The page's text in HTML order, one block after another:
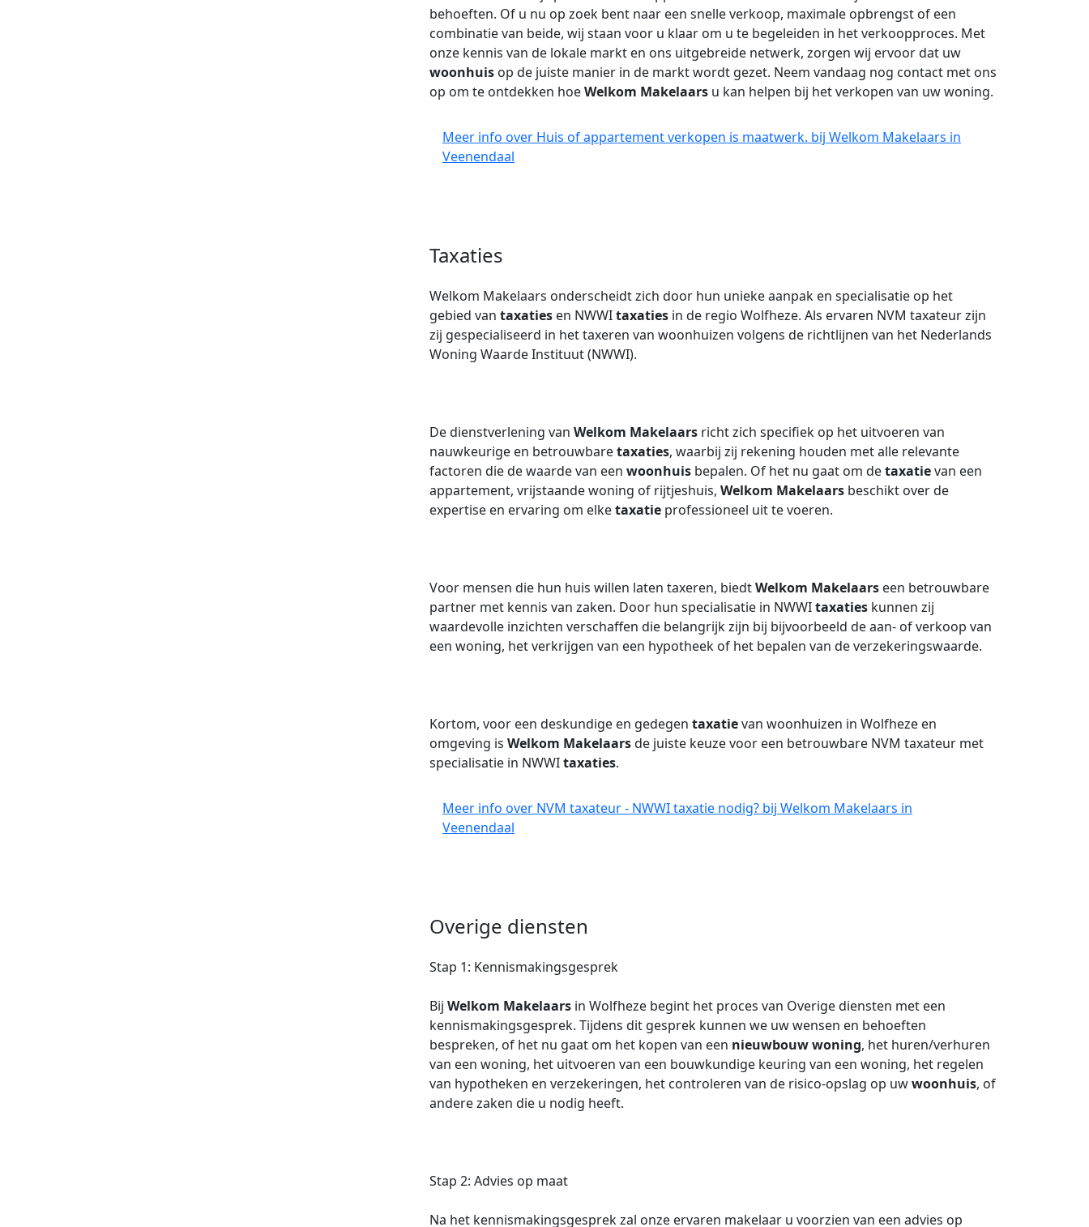
behoeften. Of u nu op zoek bent naar een snelle verkoop, maximale opbrengst of een
combinatie van beide, wij staan voor u klaar om u te begeleiden in het verkoopproces. Met
onze kennis van de lokale markt en ons uitgebreide netwerk, zorgen wij ervoor dat uw
woonhuis op de juiste manier in de markt wordt gezet. Neem vandaag nog contact met ons
op om te ontdekken hoeWelkom Makelaars u kan helpen bij het verkopen van uw woning.
Meer info over Huis of appartement verkopen is maatwerk. bij Welkom Makelaars in
Veenendaal
Taxaties
Welkom Makelaars onderscheidt zich door hun unieke aanpak en specialisatie op het
gebied van taxaties en NWWItaxaties in de regio Wolfheze. Als ervaren NVM taxateur zijn
zij gespecialiseerd in het taxeren van woonhuizen volgens de richtlijnen van het Nederlands
Woning Waarde Instituut (NWWI).
De dienstverlening van Welkom Makelaars richt zich specifiek op het uitvoeren van
nauwkeurige en betrouwbaretaxaties, waarbij zij rekening houden met alle relevante
factoren die de waarde van een woonhuis bepalen. Of het nu gaat om detaxatievan een
appartement, vrijstaande woning of rijtjeshuis, Welkom Makelaars beschikt over de
expertise en ervaring om elketaxatie professioneel uit te voeren.
Voor mensen die hun huis willen laten taxeren, biedtWelkom Makelaars een betrouwbare
partner met kennis van zaken. Door hun specialisatie in NWWItaxaties kunnen zij
waardevolle inzichten verschaffen die belangrijk zijn bij bijvoorbeeld de aan- of verkoop van
een woning, het verkrijgen van een hypotheek of het bepalen van de verzekeringswaarde.
Kortom, voor een deskundige en gedegen taxatievan woonhuizen in Wolfheze en
omgeving is Welkom Makelaarsde juiste keuze voor een betrouwbare NVM taxateur met
specialisatie in NWWItaxaties.
Meer info over NVM taxateur - NWWI taxatie nodig? bij Welkom Makelaars in
Veenendaal
Overige diensten
Stap 1: Kennismakingsgesprek
Bij Welkom Makelaars in Wolfheze begint het proces van Overige diensten met een
kennismakingsgesprek. Tijdens dit gesprek kunnen we uw wensen en behoeften
bespreken, of het nu gaat om het kopen van een nieuwbouw woning, het huren/verhuren
van een woning, het uitvoeren van een bouwkundige keuring van een woning, het regelen
van hypotheken en verzekeringen, het controleren van de risico-opslag op uwwoonhuis, of
andere zaken die u nodig heeft.
Stap 2: Advies op maat
Na het kennismakingsgesprek zal onze ervaren makelaar u voorzien van een advies op